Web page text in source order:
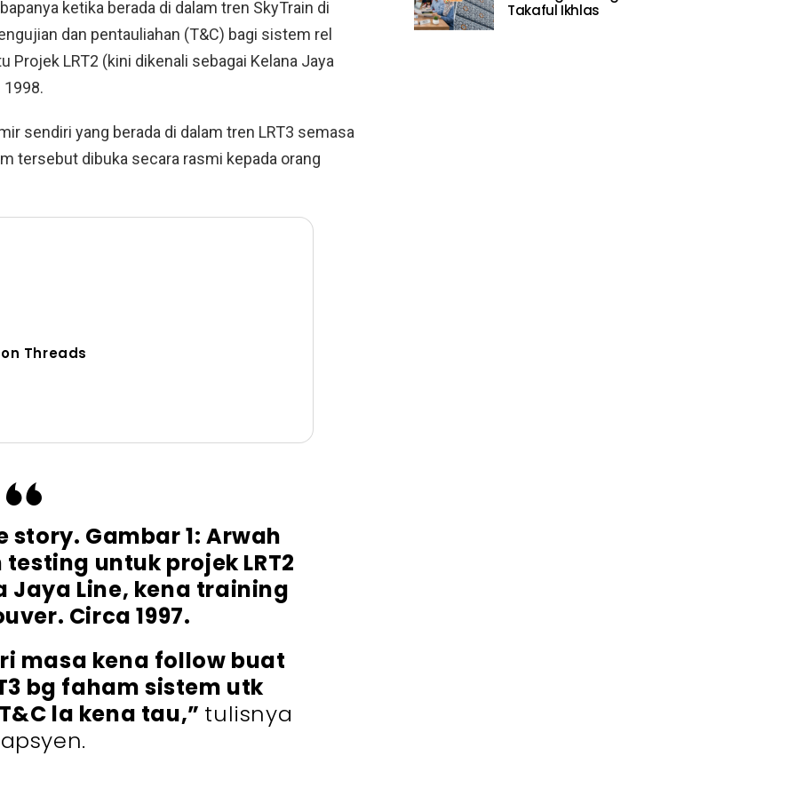
ketika berada di dalam tren SkyTrain di
dan pentauliahan (T&C) bagi sistem rel
Projek LRT2 (kini dikenali sebagai Kelana Jaya
sendiri yang berada di dalam tren LRT3 semasa
tersebut dibuka secara rasmi kepada orang
Threads
story. Gambar 1: Arwah
untuk projek LRT2
Jaya Line, kena training
Circa 1997.
masa kena follow buat
bg faham sistem utk
la kena tau,” tulisnya
Takaful Ikhlas